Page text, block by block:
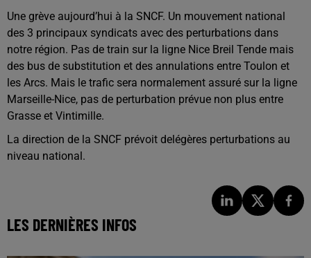
Une grève aujourd’hui à la SNCF. Un mouvement national
des 3 principaux syndicats avec des perturbations dans
notre région. Pas de train sur la ligne Nice Breil Tende mais
des bus de substitution et des annulations entre Toulon et
les Arcs. Mais le trafic sera normalement assuré sur la ligne
Marseille-Nice, pas de perturbation prévue non plus entre
Grasse et Vintimille.
La direction de la SNCF prévoit delégères perturbations au
niveau national.
LES DERNIÈRES INFOS